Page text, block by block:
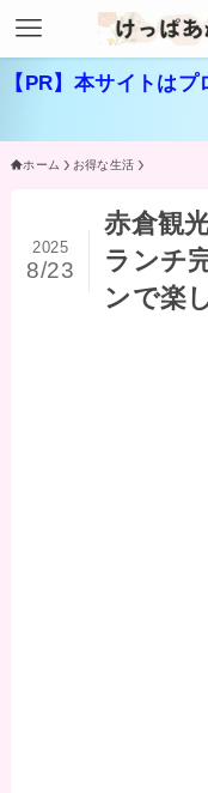
【PR】本サイトは
ホーム お得な生活
赤倉観
ランチ
ンで楽
2025
8/23